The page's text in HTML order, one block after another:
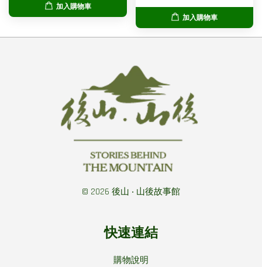
加入購物車
加入購物車
© 2026 後山 ‧ 山後故事館
快速連結
購物說明